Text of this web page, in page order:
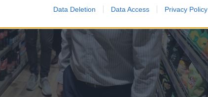
Data Deletion Data Access Privacy Policy